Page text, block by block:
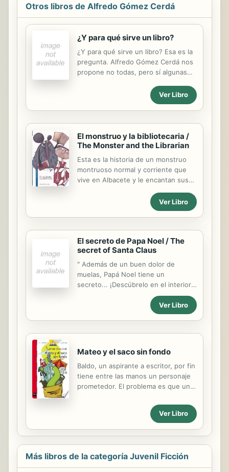
Otros libros de Alfredo Gómez Cerdá
¿Y para qué sirve un libro?
¿Y para qué sirve un libro? Esa es la
pregunta. Alfredo Gómez Cerdá nos
propone no todas, pero sí algunas
Francia, para ser trasladado a
Medellín, para salvarte la vida, para
llegar a tiempo a la boda de una hija,
para ahogarse en un río, para tener
trillizos, para hacer el regalo
perfecto, para pintar la casa, para
evitar un error médico, para que te
erijan una estatua o para ganar un
premio.
Ver Libro
El monstruo y la bibliotecaria /
The Monster and the Librarian
Esta es la historia de un monstruo
montruoso normal y corriente que
vive en Albacete y le encantan sus
calor del verano... Ni siquiera
pensaría en la Antártida. Un día muy
caluroso, buscando un sitio
fresquito, llegó a un lugar que le
cambió la vida.
Ver Libro
El secreto de Papa Noel / The
secret of Santa Claus
" Además de un buen dolor de
muelas, Papá Noel tiene un
secreto... ¡Descúbrelo en el interior
de este simpático cuento! " . Este
ChiquiCuento narra la historia del
terrible dolor de muelas que sufre
Nochebuena, y de cómo resuelve la
del mundo con ayuda de otros
“Papás Noeles” amigos.
Ver Libro
Mateo y el saco sin fondo
Baldo, un aspirante a escritor, por fin
tiene entre las manos un personaje
prometedor. El problema es que un
sin dejar rastro. No es el único,
porque nadie sabe dónde está una
realidad, uno y otra han sido
secuestrados. Baldo tendrá que
liberarlos. Para ello contará con la
ayuda de la maga Melidora.
Ver Libro
Más libros de la categoría Juvenil Ficción